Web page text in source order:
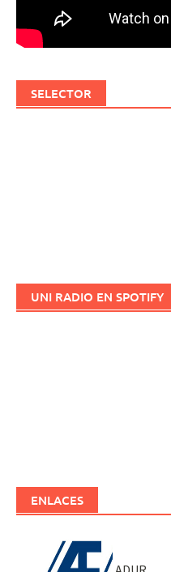
SELECTOR
UNI RADIO EN SPOTIFY
ENLACES